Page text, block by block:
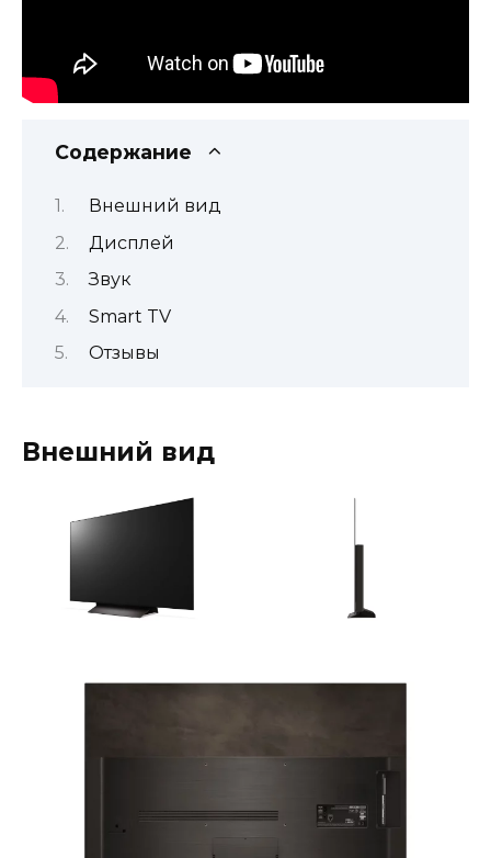
Содержание
Внешний вид
Дисплей
Звук
Smart TV
Отзывы
Внешний вид